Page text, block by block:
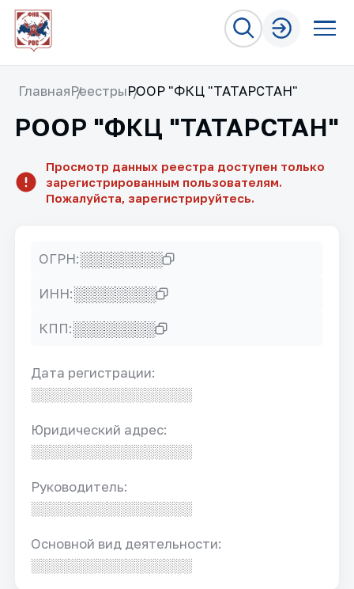
ГлавнаяРеестрыРООР "ФКЦ "ТАТАРСТАН"
РООР "ФКЦ "ТАТАРСТАН"
Просмотр данных реестра доступен только
зарегистрированным пользователям.
Пожалуйста, зарегистрируйтесь.
ОГРН:░░░░░░░░
ИНН:░░░░░░░░
КПП:░░░░░░░░
Дата регистрации:
░░░░░░░░░░░░░░░░░
Юридический адрес:
░░░░░░░░░░░░░░░░░
Руководитель:
░░░░░░░░░░░░░░░░░
Основной вид деятельности:
░░░░░░░░░░░░░░░░░